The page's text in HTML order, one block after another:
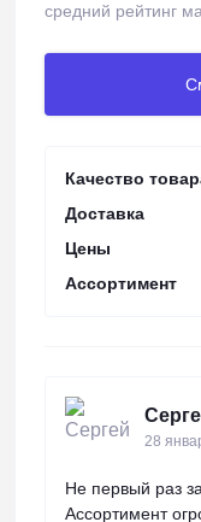
средний рейтинг
Качество
Доставка
Цены
Ассортимент
28
Не первый раз
Ассортимент